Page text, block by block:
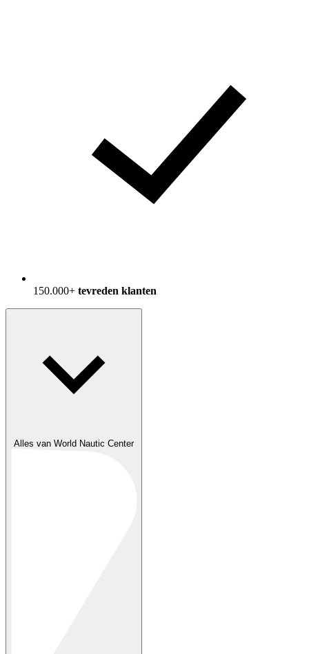
150.000+ tevreden klanten
Alles van World Nautic Center